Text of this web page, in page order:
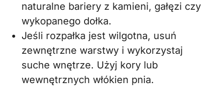
naturalne bariery z kamieni, gałęzi czy
wykopanego dołka.
Jeśli rozpałka jest wilgotna, usuń
zewnętrzne warstwy i wykorzystaj
suche wnętrze. Użyj kory lub
wewnętrznych włókien pnia.